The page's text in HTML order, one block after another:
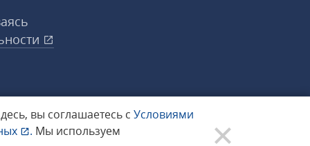
вы соглашаетесь с Условиями
. Мы используем